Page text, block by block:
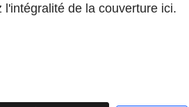
l'intégralité de la couverture ici.